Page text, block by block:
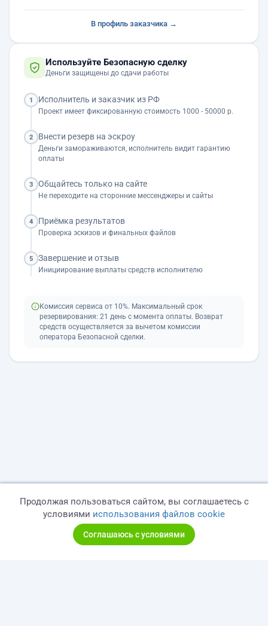
В профиль заказчика →
Используйте Безопасную сделку
Деньги защищены до сдачи работы
1 Исполнитель и заказчик из РФ
Проект имеет фиксированную стоимость 1000 - 50000 р.
2 Внести резерв на эскроу
Деньги замораживаются, исполнитель видит гарантию
оплаты
3 Общайтесь только на сайте
Не переходите на сторонние мессенджеры и сайты
4 Приёмка результатов
Проверка эскизов и финальных файлов
5 Завершение и отзыв
Инициирование выплаты средств исполнителю
Комиссия сервиса от 10%. Максимальный срок
резервирования: 21 день с момента оплаты. Возврат
средств осуществляется за вычетом комиссии
оператора Безопасной сделки.
Продолжая пользоваться сайтом, вы соглашаетесь с
условиями использования файлов cookie
Соглашаюсь с условиями